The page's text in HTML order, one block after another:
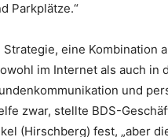
Parkplätze.“
eine Kombination
im Internet als auch in
und
zwar, stellte BDS-
(Hirschberg) fest, „aber